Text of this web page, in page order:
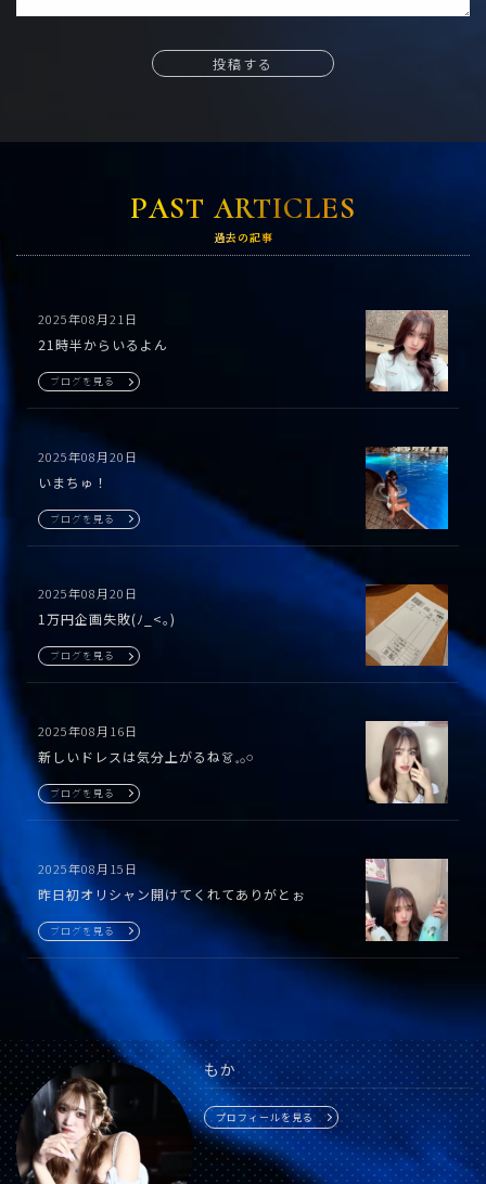
投稿する
PAST ARTICLES
過去の記事
2025年08月21日
21時半からいるよん
ブログを見る
2025年08月20日
いまちゅ！
ブログを見る
2025年08月20日
1万円企画失敗(ﾉ_<｡)
ブログを見る
2025年08月16日
新しいドレスは気分上がるね👗𓈒𓂂𓏸
ブログを見る
2025年08月15日
昨日初オリシャン開けてくれてありがとぉ
ブログを見る
もか
プロフィールを見る